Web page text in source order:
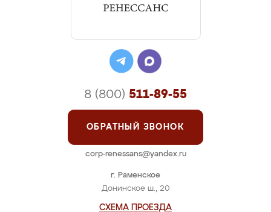
г. Раменское
Донинское ш., 20
СХЕМА ПРОЕЗДА
8 (800) 511-89-55
ОБРАТНЫЙ ЗВОНОК
corp-renessans@yandex.ru